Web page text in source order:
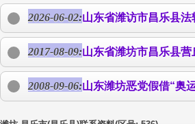
2026-06-02:山东省潍访市昌乐县法
2017-08-09:山东省潍坊市昌乐县营丘镇多位法轮功学员遭骚扰 从
2008-09-06:山东潍坊恶党假借“奥运”名义迫害法轮功综述 昌乐县绑架大法弟子三十九人 丁伟、